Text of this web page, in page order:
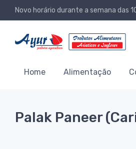
Novo horário durante a semana das
Home Alimentação
Palak Paneer